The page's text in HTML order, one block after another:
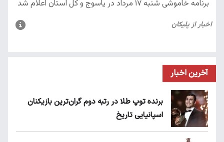
آخرین اخبار
برنده توپ طلا در رتبه دوم گران‌ترین بازیکنان
اسپانیایی تاریخ